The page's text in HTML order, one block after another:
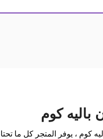
باليه كوم
كوم ، يوفر المتجر كل ما